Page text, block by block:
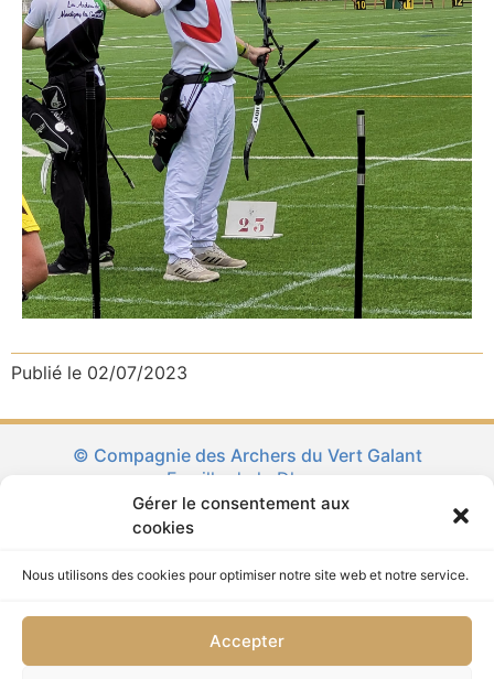
Gérer le consentement aux
cookies
Nous utilisons des cookies pour optimiser notre site web et notre service.
Accepter
Publié le 02/07/2023
© Compagnie des Archers du Vert Galant
Famille de la Dhuys
La Ronde des Familles d’Ile de France
Tremblay en France
Mentions Légales